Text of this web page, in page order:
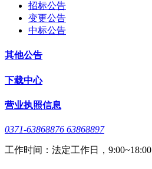
招标公告
变更公告
中标公告
其他公告
下载中心
营业执照信息
0371-63868876 63868897
工作时间：法定工作日，9:00~18:00